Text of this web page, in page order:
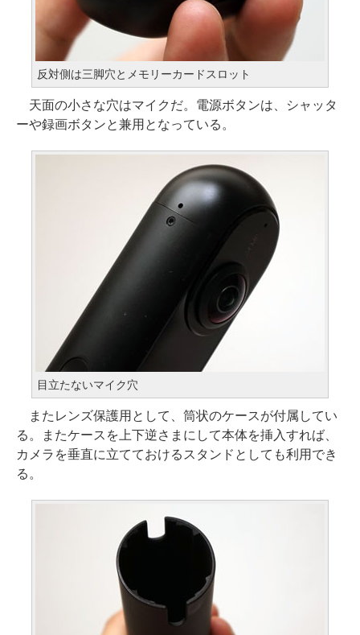
反対側は三脚穴とメモリーカードスロット
天面の小さな穴はマイクだ。電源ボタンは、シャッタ
ーや録画ボタンと兼用となっている。
目立たないマイク穴
またレンズ保護用として、筒状のケースが付属してい
る。またケースを上下逆さまにして本体を挿入すれば、
カメラを垂直に立てておけるスタンドとしても利用でき
る。